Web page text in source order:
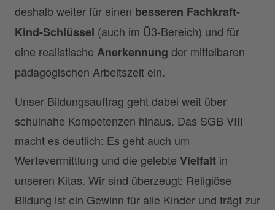
deshalb weiter für einen besseren Fachkraft-
Kind-Schlüssel (auch im Ü3-Bereich) und für
eine realistische Anerkennung der mittelbaren
pädagogischen Arbeitszeit ein.
Unser Bildungsauftrag geht dabei weit über
schulnahe Kompetenzen hinaus. Das SGB VIII
macht es deutlich: Es geht auch um
Wertevermittlung und die gelebte Vielfalt in
unseren Kitas. Wir sind überzeugt: Religiöse
Bildung ist ein Gewinn für alle Kinder und trägt zur